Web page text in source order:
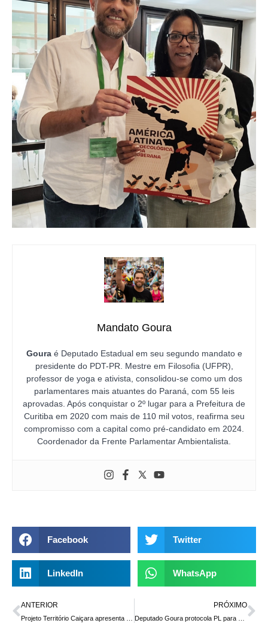
Mandato Goura
Gouraé Deputado Estadual em seu segundo mandato e
presidente do PDT-PR. Mestre em Filosofia (UFPR),
professor de yoga e ativista, consolidou-se como um dos
parlamentares mais atuantes do Paraná, com 55 leis
aprovadas. Após conquistar o 2º lugar para a Prefeitura de
Curitiba em 2020 com mais de 110 mil votos, reafirma seu
compromisso com a capital como pré-candidato em 2024.
Coordenador da Frente Parlamentar Ambientalista.
Facebook Twitter
LinkedIn WhatsApp
ANTERIOR PRÓXIMO